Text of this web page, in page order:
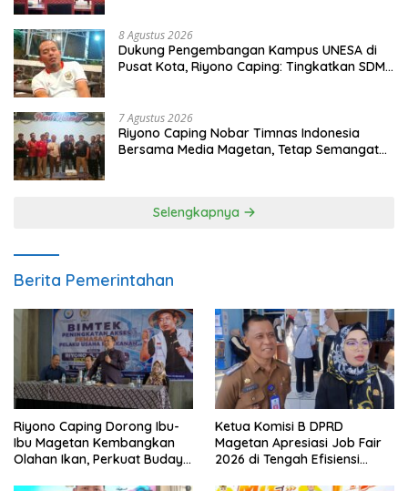
8 Agustus 2026
Dukung Pengembangan Kampus UNESA di
Pusat Kota, Riyono Caping: Tingkatkan SDM
7 Agustus 2026
Riyono Caping Nobar Timnas Indonesia
Bersama Media Magetan, Tetap Semangat
Selengkapnya
Berita Pemerintahan
Riyono Caping Dorong Ibu-
Ibu Magetan Kembangkan
Olahan Ikan, Perkuat Budaya
Ketua Komisi B DPRD
Magetan Apresiasi Job Fair
2026 di Tengah Efisiensi